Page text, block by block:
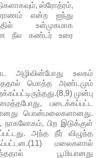
ஸ்ரோத்ரம்,
என்ற ஐந்து
உள்முகமாக
என நீல கண்டர் உரை
உலகம்
மொத்த அண்டமும்
முன்பு
படைக்கப்பட்ட
பொன்மலைகளானது.
பிற இடுக்குள்
அந்த நீர் விழுந்த
மலைகளால்
பூமியானது